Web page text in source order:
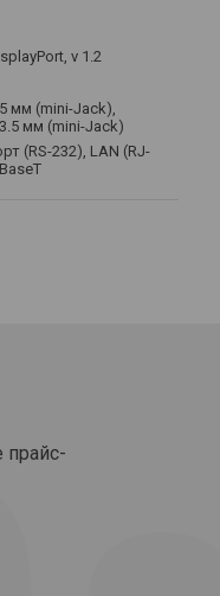
v 1.2
мм (mini-Jack),
мм (mini-Jack)
(RS-232), LAN (RJ-